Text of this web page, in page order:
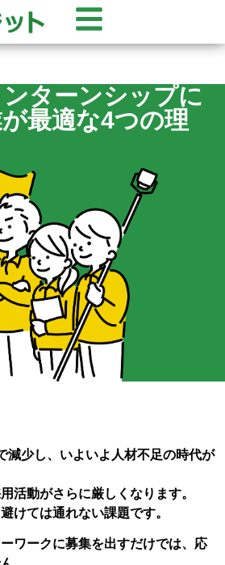
ターンシップに
最適な4つの理
減少し、いよいよ人材不足の時代が
活動がさらに厳しくなります。
けては通れない課題です。
ワークに募集を出すだけでは、応